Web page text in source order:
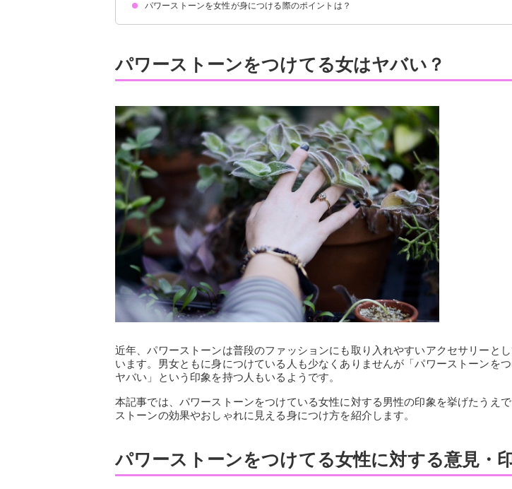
恋愛運上昇
仕事運上昇
金運上昇
精神安定・ストレス緩和
魔除け・邪気払い
パワーストーンを女性が身につける際のポイントは？
パワーストーンをつけてる女はヤバい？
近年、パワーストーンは普段のファッションにも取り入れやすいアクセサリーと
います。男女ともに身につけている人も少なくありませんが「パワーストーンを
ヤバい」という印象を持つ人もいるようです。
本記事では、パワーストーンをつけている女性に対する男性の印象を挙げたうえ
ストーンの効果やおしゃれに見える身につけ方を紹介します。
パワーストーンをつけてる女性に対する意見・